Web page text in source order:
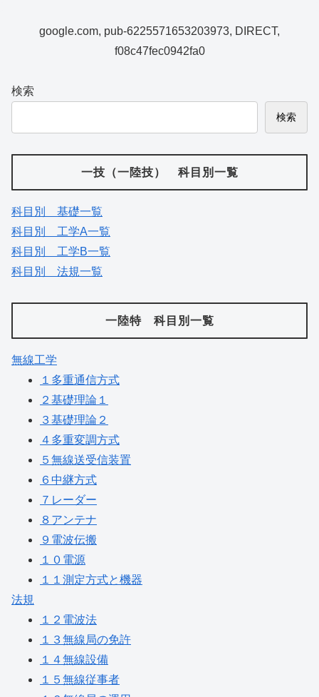
google.com, pub-6225571653203973, DIRECT,
f08c47fec0942fa0
検索
検索
一技（一陸技） 科目別一覧
科目別 基礎一覧
科目別 工学A一覧
科目別 工学B一覧
科目別 法規一覧
一陸特 科目別一覧
無線工学
１多重通信方式
２基礎理論１
３基礎理論２
４多重変調方式
５無線送受信装置
６中継方式
７レーダー
８アンテナ
９電波伝搬
１０電源
１１測定方式と機器
法規
１２電波法
１３無線局の免許
１４無線設備
１５無線従事者